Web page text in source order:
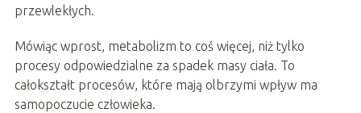
przewlekłych.
Mówiąc wprost, metabolizm to coś więcej, niż tylko
procesy odpowiedzialne za spadek masy ciała. To
całokształt procesów, które mają olbrzymi wpływ ma
samopoczucie człowieka.